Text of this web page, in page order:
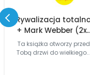
Rywalizacja
+ Mark Webber
Ta książka otworzy przed
Tobą drzwi do wielkiego...